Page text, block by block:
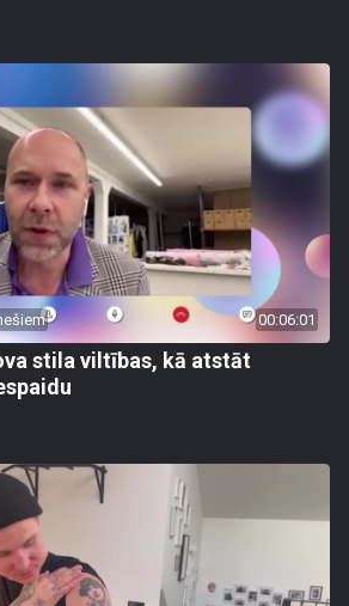
00:06:01
stila viltības, kā atstāt